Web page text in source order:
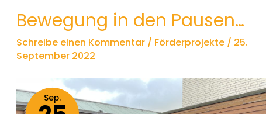
Bewegung in den Pausen…
Schreibe einen Kommentar / Förderprojekte / 25.
September 2022
Sep.